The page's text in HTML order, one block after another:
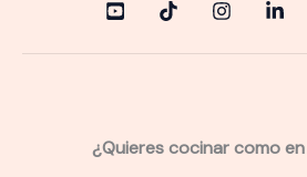
¿Quieres cocinar como en